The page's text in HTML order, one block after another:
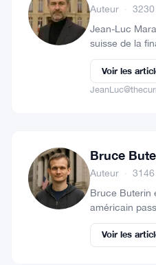
Auteur
Jean-Luc
suisse de la
pour ses
les projets
Voir les
Bruce
Auteur
Bruce Buterin
américain
Web3, les
Ethereum.
les
Voir les